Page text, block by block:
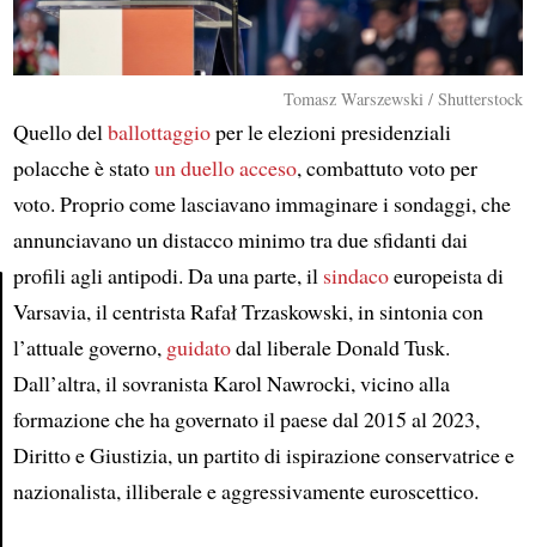
Article
Tomasz Warszewski / Shutterstock
Quello delballottaggioper le elezioni presidenziali
polacche è statoun duello acceso, combattuto voto per
voto. Proprio come lasciavano immaginare i sondaggi, che
annunciavano un distacco minimo tra due sfidanti dai
profili agli antipodi. Da una parte, il sindacoeuropeista di
Varsavia, il centrista Rafał Trzaskowski, in sintonia con
l’attuale governo, guidatodal liberale Donald Tusk.
Dall’altra, il sovranista Karol Nawrocki, vicino alla
formazione che ha governato il paese dal 2015 al 2023,
Diritto e Giustizia, un partito di ispirazione conservatrice e
nazionalista, illiberale e aggressivamente euroscettico.